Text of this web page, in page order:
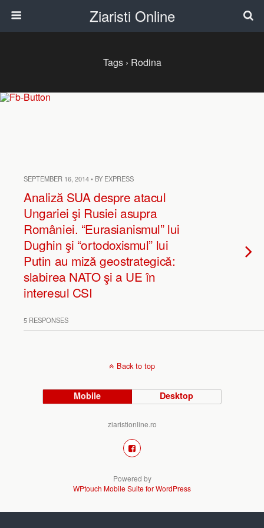
Ziaristi Online
Tags › Rodina
SEPTEMBER 16, 2014 • BY EXPRESS
Analiză SUA despre atacul
Ungariei şi Rusiei asupra
României. “Eurasianismul” lui
Dughin şi “ortodoxismul” lui
Putin au miză geostrategică:
slabirea NATO şi a UE în
interesul CSI
5 RESPONSES
Back to top
Mobile Desktop
ziaristionline.ro
Powered by
WPtouch Mobile Suite for WordPress